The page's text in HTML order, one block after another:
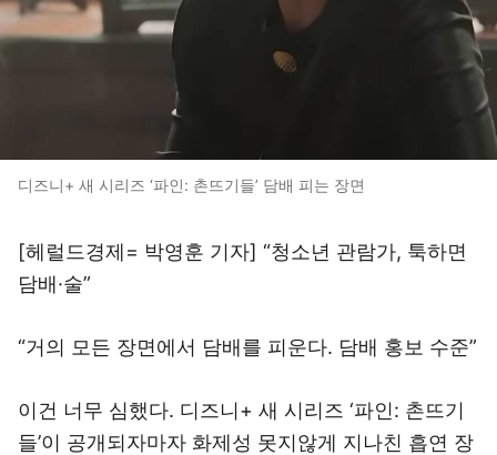
디즈니+ 새 시리즈 ‘파인: 촌뜨기들’ 담배 피는 장면
[헤럴드경제= 박영훈 기자] “청소년 관람가, 툭하면
담배·술”
“거의 모든 장면에서 담배를 피운다. 담배 홍보 수준”
이건 너무 심했다. 디즈니+ 새 시리즈 ‘파인: 촌뜨기
들’이 공개되자마자 화제성 못지않게 지나친 흡연 장